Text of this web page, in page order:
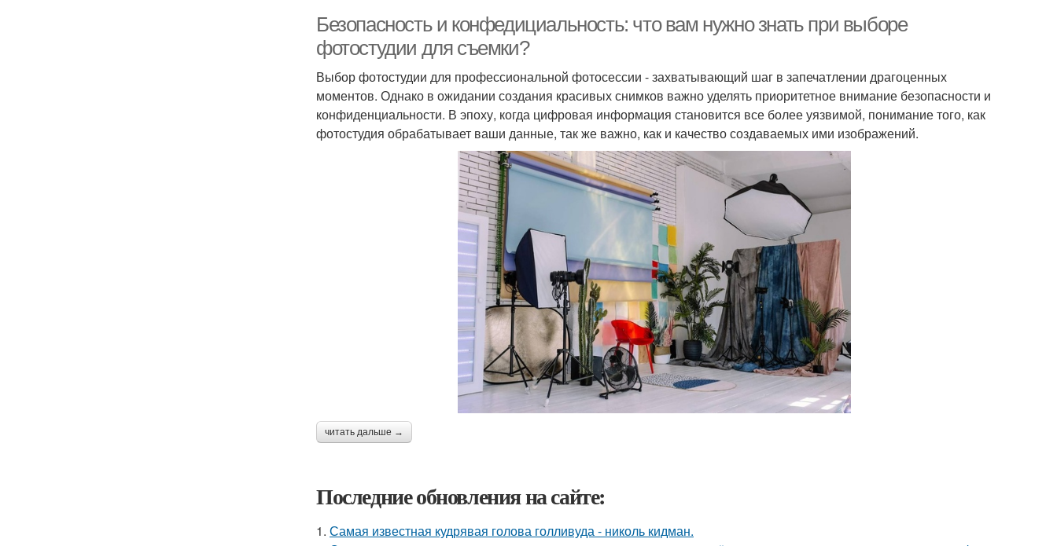
Безопасность и конфедициальность: что вам нужно знать при выборе
фотостудии для съемки?
Выбор фотостудии для профессиональной фотосессии - захватывающий шаг в запечатлении драгоценных
моментов. Однако в ожидании создания красивых снимков важно уделять приоритетное внимание безопасности и
конфиденциальности. В эпоху, когда цифровая информация становится все более уязвимой, понимание того, как
фотостудия обрабатывает ваши данные, так же важно, как и качество создаваемых ими изображений.
читать дальше →
Последние обновления на сайте:
1. Самая известная кудрявая голова голливуда - николь кидман.